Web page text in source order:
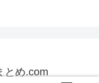
とめ.com